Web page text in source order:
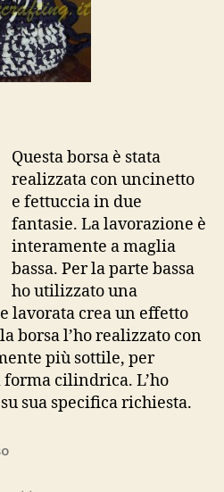
Questa borsa è stata
realizzata con uncinetto
e fettuccia in due
fantasie. La lavorazione è
interamente a maglia
bassa. Per la parte bassa
ho utilizzato una
lavorata crea un effetto
borsa l’ho realizzato con
più sottile, per
cilindrica. L’ho
sua specifica richiesta.